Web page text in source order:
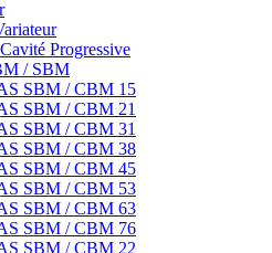
Progressive
/ SBM
SBM / CBM 15
SBM / CBM 21
SBM / CBM 31
SBM / CBM 38
SBM / CBM 45
SBM / CBM 53
SBM / CBM 63
SBM / CBM 76
SBM / CBM 22